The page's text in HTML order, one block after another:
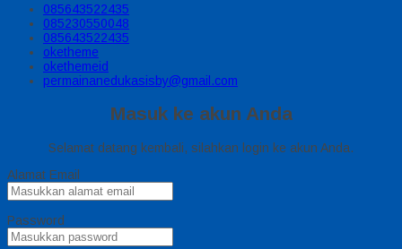
085643522435
085230550048
085643522435
oketheme
okethemeid
permainanedukasisby@gmail.com
Masuk ke akun Anda
Selamat datang kembali, silahkan login ke akun Anda.
Alamat Email
Password